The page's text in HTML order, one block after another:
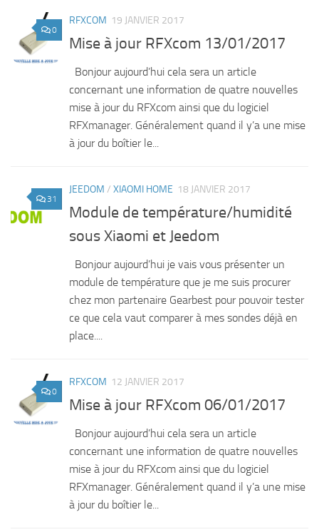
0
RFXCOM 19 JANVIER 2017
Mise à jour RFXcom 13/01/2017
Bonjour aujourd’hui cela sera un article
concernant une information de quatre nouvelles
mise à jour du RFXcom ainsi que du logiciel
RFXmanager. Généralement quand il y’a une mise
à jour du boîtier le...
31
JEEDOM / XIAOMI HOME 18 JANVIER 2017
Module de température/humidité
sous Xiaomi et Jeedom
Bonjour aujourd’hui je vais vous présenter un
module de température que je me suis procurer
chez mon partenaire Gearbest pour pouvoir tester
ce que cela vaut comparer à mes sondes déjà en
place....
0
RFXCOM 12 JANVIER 2017
Mise à jour RFXcom 06/01/2017
Bonjour aujourd’hui cela sera un article
concernant une information de quatre nouvelles
mise à jour du RFXcom ainsi que du logiciel
RFXmanager. Généralement quand il y’a une mise
à jour du boîtier le...